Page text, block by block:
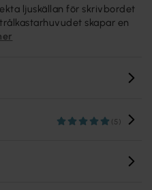
ljuskällan för skrivbordet
skapar en
(5)